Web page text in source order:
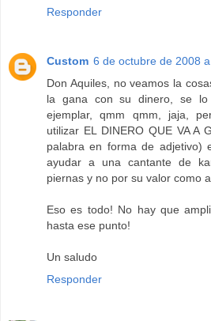
Responder
Custom 6 de octubre de 2008
Don Aquiles, no veamos la
la gana con su dinero, se lo
ejemplar, qmm qmm, jaja,
utilizar EL DINERO QUE VA A
palabra en forma de adjetivo)
ayudar a una cantante de
piernas y no por su valor como
Eso es todo! No hay que
hasta ese punto!
Un saludo
Responder